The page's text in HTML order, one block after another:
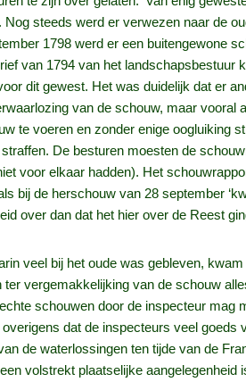
steeds werd er verwezen naar de
1798 werd er een buitengewone
van 1794 van het
dit gewest. Het was duidelijk dat er
van de schouw, maar vooral
te voeren en zonder enige
De besturen moesten de
voor elkaar hadden). Het
bij de herschouw van 28 september
over dan dat het hier over de Reest
veel bij het oude was gebleven,
vergemakkelijking van de schouw
schouwen door de inspecteur
dat de inspecteurs veel
de waterlossingen ten tijde van de
volstrekt plaatselijke